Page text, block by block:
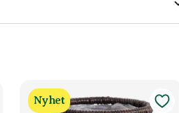
Nyhet